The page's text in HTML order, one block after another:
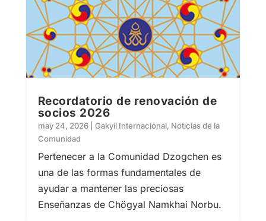
Recordatorio de renovación de
socios 2026
may 24, 2026| Gakyil Internacional, Noticias de la
Comunidad
Pertenecer a la Comunidad Dzogchen es
una de las formas fundamentales de
ayudar a mantener las preciosas
Enseñanzas de Chögyal Namkhai Norbu.